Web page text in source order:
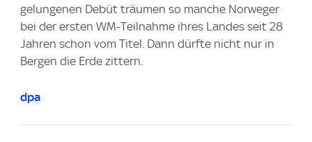
gelungenen Debüt träumen so manche Norweger
bei der ersten WM-Teilnahme ihres Landes seit 28
Jahren schon vom Titel. Dann dürfte nicht nur in
Bergen die Erde zittern.
dpa